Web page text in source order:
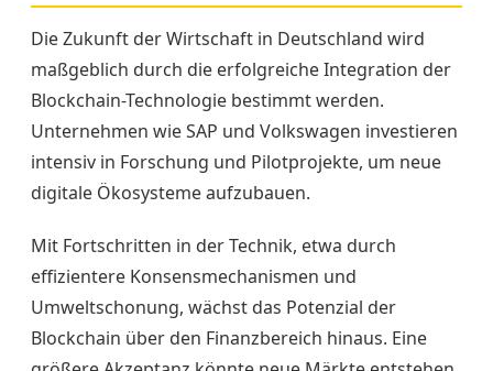
Die Zukunft der Wirtschaft in Deutschland wird
maßgeblich durch die erfolgreiche Integration der
Blockchain-Technologie bestimmt werden.
Unternehmen wie SAP und Volkswagen investieren
intensiv in Forschung und Pilotprojekte, um neue
digitale Ökosysteme aufzubauen.
Mit Fortschritten in der Technik, etwa durch
effizientere Konsensmechanismen und
Umweltschonung, wächst das Potenzial der
Blockchain über den Finanzbereich hinaus. Eine